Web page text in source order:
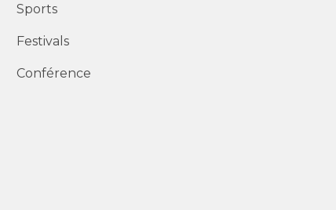
Sports
Festivals
Conférence